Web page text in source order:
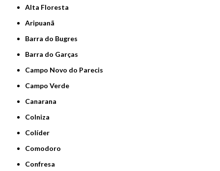
Alta Floresta
Aripuanã
Barra do Bugres
Barra do Garças
Campo Novo do Parecis
Campo Verde
Canarana
Colniza
Colíder
Comodoro
Confresa